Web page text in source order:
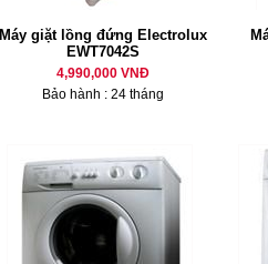
Máy giặt lồng đứng Electrolux
EWT7042S
4,990,000 VNĐ
Bảo hành : 24 tháng